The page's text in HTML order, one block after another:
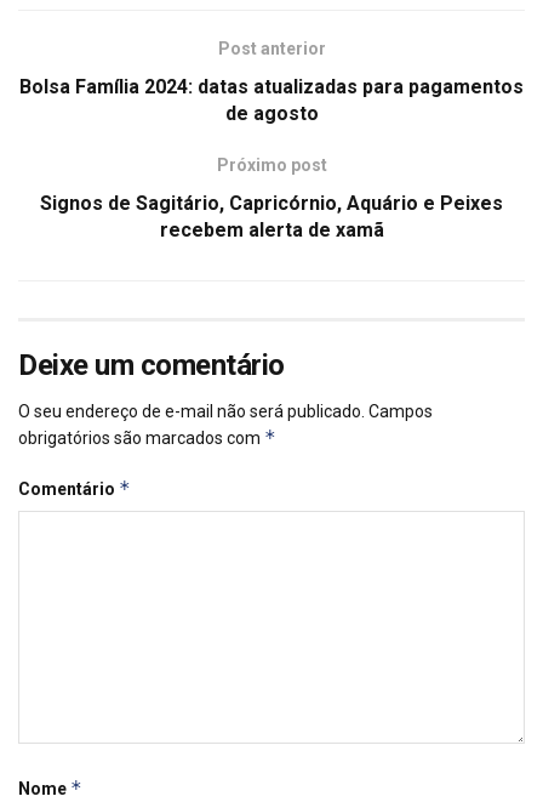
Post anterior
Bolsa Família 2024: datas atualizadas para pagamentos
de agosto
Próximo post
Signos de Sagitário, Capricórnio, Aquário e Peixes
recebem alerta de xamã
Deixe um comentário
O seu endereço de e-mail não será publicado. Campos
obrigatórios são marcados com *
Comentário *
Nome *